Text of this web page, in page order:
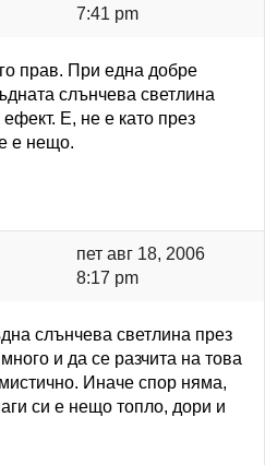
7:41 pm
прав. При една добре
слънчева светлина
Е, не е като през
е нещо.
пет авг 18, 2006
8:17 pm
слънчева светлина през
и да се разчита на това
Иначе спор няма,
си е нещо топло, дори и